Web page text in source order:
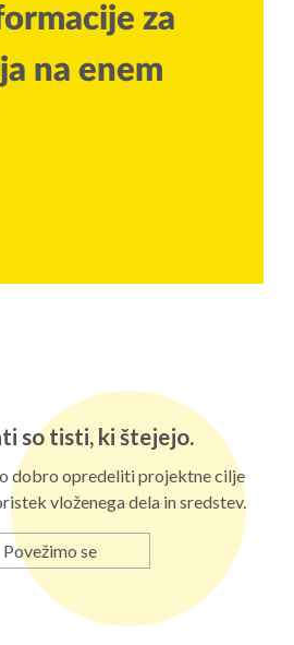
za
na enem
so tisti, ki štejejo.
dobro opredeliti projektne cilje
vloženega dela in sredstev.
Povežimo se